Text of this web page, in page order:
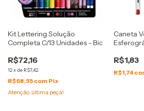
Kit Lettering Solução
Completa C/13 Unidades - Bic
R$72,16
12x de R$7,42
R$68,55 com Pix
Atenção, última peça!
Caneta
R$1,83
R$1,74